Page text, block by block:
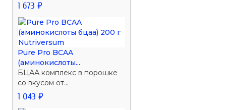
1 673 ₽
Pure Pro BCAA
(аминокислоты...
БЦАА комплекс в порошке
со вкусом от...
1 043 ₽